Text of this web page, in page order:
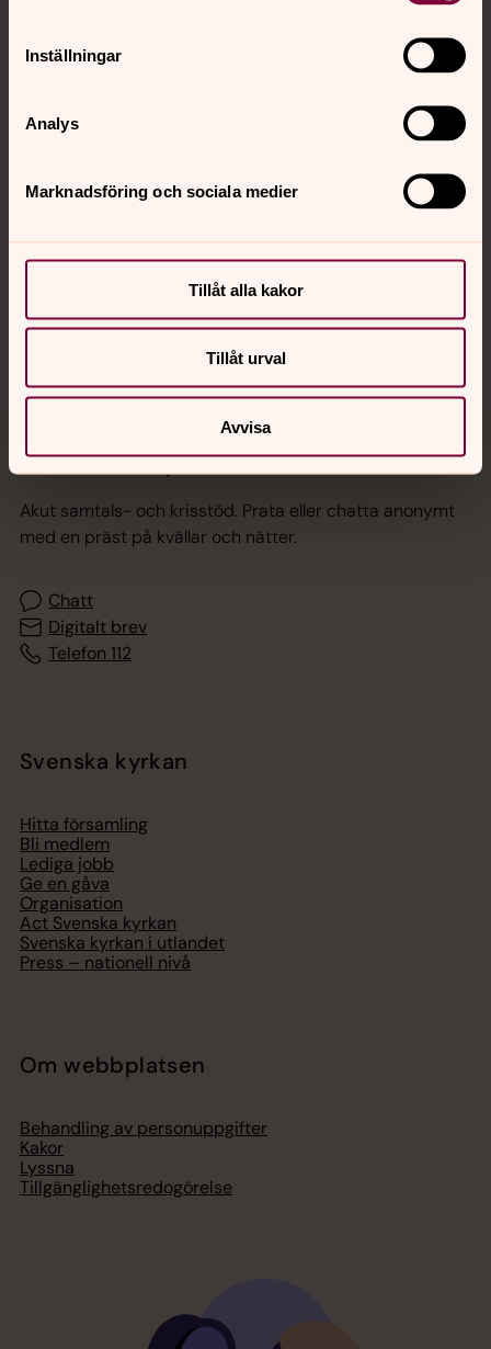
Inställningar
Analys
Marknadsföring och sociala medier
Tillåt alla kakor
Tillåt urval
Avvisa
Kontakt
Kalender
Hitta snabbt
Jourhavande präst
Akut samtals- och krisstöd. Prata eller chatta anonymt
med en präst på kvällar och nätter.
Chatt
Digitalt brev
Telefon 112
Svenska kyrkan
Hitta församling
Bli medlem
Lediga jobb
Ge en gåva
Organisation
Act Svenska kyrkan
Svenska kyrkan i utlandet
Press – nationell nivå
Om webbplatsen
Behandling av personuppgifter
Kakor
Lyssna
Tillgänglighetsredogörelse